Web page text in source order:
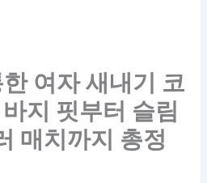
여자 새내기 코
지 핏부터 슬림
매치까지 총정